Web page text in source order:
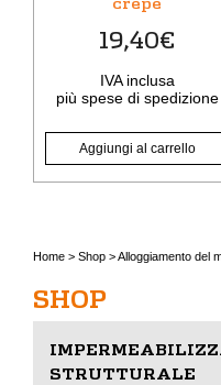
19,40€
IVA inclusa
più spese di spedizione
Aggiungi al carrello
Home > Shop >Alloggiamento del
SHOP
STRUTTURALE